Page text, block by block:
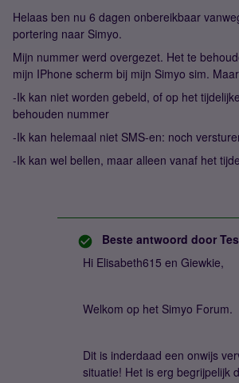
Helaas ben nu 6 dagen onbereikbaar
portering naar Simyo.
Mijn nummer werd overgezet. Het te
mijn IPhone scherm bij mijn Simyo sim.
-Ik kan niet worden gebeld, of op het
behouden nummer
-Ik kan helemaal niet SMS-en: noch
-Ik kan wel bellen, maar alleen vanaf het
Beste antwoord door
Hi Elisabeth615 en Giewkie,
Welkom op het Simyo Forum.
Dit is inderdaad een onwijs
situatie! Het is erg begrijpelijk